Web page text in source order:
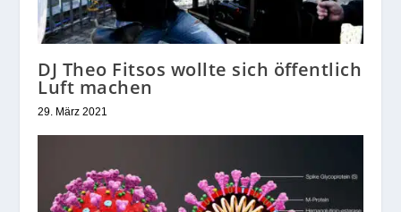
DJ Theo Fitsos wollte sich öffentlich
Luft machen
29. März 2021